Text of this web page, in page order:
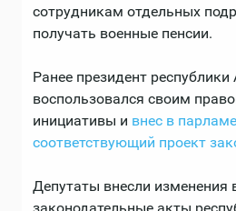
сотрудникам отдельных
получать военные пенсии.
Ранее президент республики
воспользовался своим
инициативы и внес в
соответствующий проект
Депутаты внесли изменения